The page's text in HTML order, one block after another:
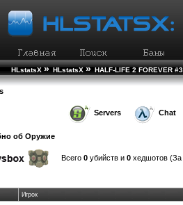
HLstatsX » HLstatsX » HALF-LIFE 2 FOREVER
Servers Chat
об Оружие
Всего 0убийств и 0хедшотов (За
Игрок